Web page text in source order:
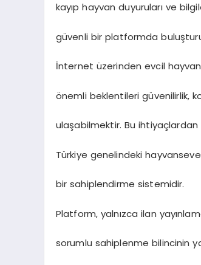
kayıp hayvan duyuruları ve
güvenli bir platformda
İnternet üzerinden evcil hayvan
önemli beklentileri güvenilirlik,
ulaşabilmektir. Bu ihtiyaçlardan
Türkiye genelindeki
bir sahiplendirme sistemidir.
Platform, yalnızca ilan
sorumlu sahiplenme bilincinin